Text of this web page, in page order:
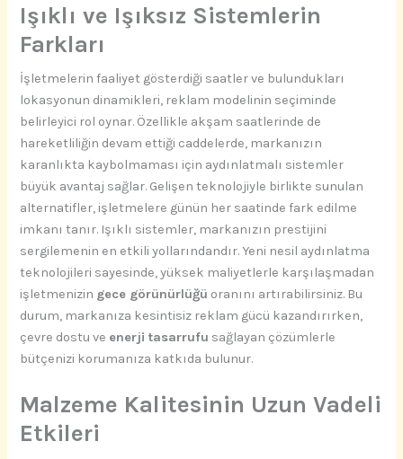
Işıklı ve Işıksız Sistemlerin
Farkları
İşletmelerin faaliyet gösterdiği saatler ve bulundukları
lokasyonun dinamikleri, reklam modelinin seçiminde
belirleyici rol oynar. Özellikle akşam saatlerinde de
hareketliliğin devam ettiği caddelerde, markanızın
karanlıkta kaybolmaması için aydınlatmalı sistemler
büyük avantaj sağlar. Gelişen teknolojiyle birlikte sunulan
alternatifler, işletmelere günün her saatinde fark edilme
imkanı tanır. Işıklı sistemler, markanızın prestijini
sergilemenin en etkili yollarındandır. Yeni nesil aydınlatma
teknolojileri sayesinde, yüksek maliyetlerle karşılaşmadan
işletmenizin gece görünürlüğü oranını artırabilirsiniz. Bu
durum, markanıza kesintisiz reklam gücü kazandırırken,
çevre dostu ve enerji tasarrufu sağlayan çözümlerle
bütçenizi korumanıza katkıda bulunur.
Malzeme Kalitesinin Uzun Vadeli
Etkileri